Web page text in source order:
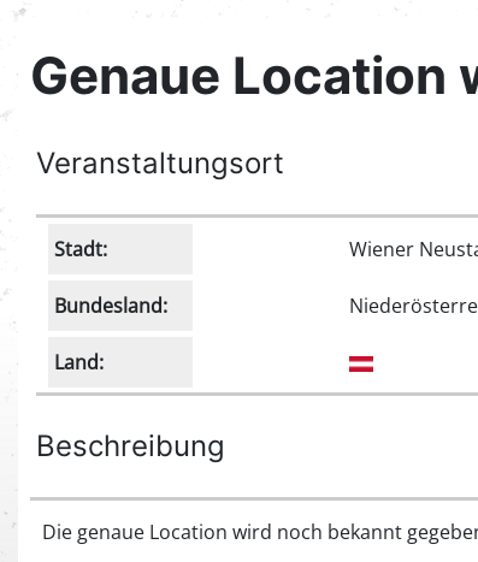
Genaue Location
Veranstaltungsort
Stadt: Wiener
Bundesland:
Land:
Beschreibung
Die genaue Location wird noch bekannt